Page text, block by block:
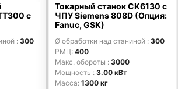
с
300
Токарный станок CK6130 с
ЧПУ Siemens 808D (Опция:
Fanuc, GSK)
Ø обработки над станиной
300
РМЦ 400
Макс. обороты
3000
Мощность
3.00 кВт
Масса 1300 кг